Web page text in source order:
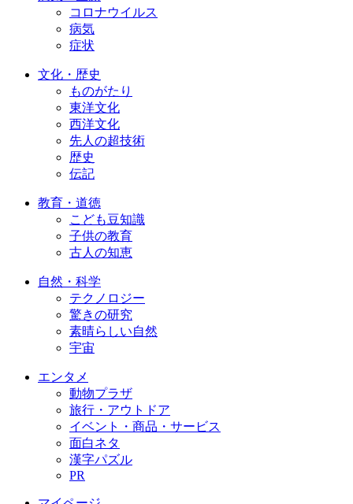
コロナウイルス
病気
症状
文化・歴史
ものがたり
東洋文化
西洋文化
先人の超技術
歴史
伝記
教育・道徳
こども豆知識
子供の教育
古人の知恵
自然・科学
テクノロジー
驚きの研究
素晴らしい自然
宇宙
エンタメ
動物プラザ
旅行・アウトドア
イベント・商品・サービス
面白ネタ
漢字パズル
PR